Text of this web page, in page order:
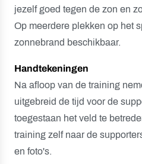
jezelf goed tegen de zon en
Op meerdere plekken op het
zonnebrand beschikbaar.
Handtekeningen
Na afloop van de training
uitgebreid de tijd voor de
toegestaan het veld te
training zelf naar de
en foto's.